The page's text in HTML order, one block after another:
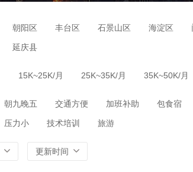
朝阳区 丰台区 石景山区 海淀区
延庆县
15K~25K/月 25K~35K/月 35K~50K/月
朝九晚五 交通方便 加班补助 包食宿
压力小 技术培训 旅游
更新时间